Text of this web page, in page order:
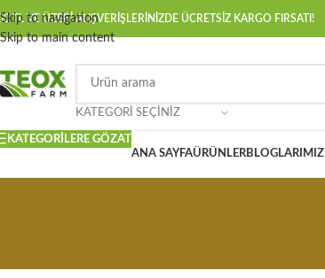
Skip to navigation
Skip to main content
TL VE ÜZERİ ALIŞVERİŞLERİNİZDE ÜCRETSİZ KARGO FIRSATI!
KATEGORI SEÇINIZ
KATEGORILERE GÖZAT
ANA SAYFAÜRÜNLERBLOGLARIMIZ